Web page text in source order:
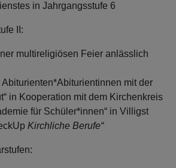
in Jahrgangsstufe 6
II:
multireligiösen Feier anlässlich
Abiturienten*Abiturientinnen mit der
in Kooperation mit dem Kirchenkreis
für Schüler*innen“ in Villigst
Kirchliche Berufe“